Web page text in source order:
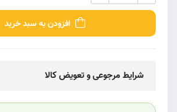
افزودن به سبد خرید
شرایط مرجوعی و تعویض کالا